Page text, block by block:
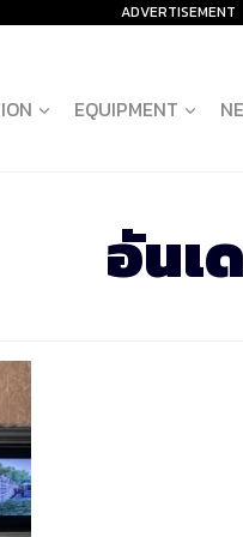
ADVERTISEMENT
EQUIPMENT
อันเ